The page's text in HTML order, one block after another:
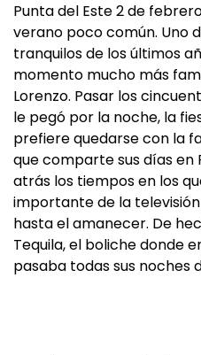
Punta del Este 2 de
verano poco común. Uno
tranquilos de los últimos
momento mucho más
Lorenzo. Pasar los
le pegó por la noche, la
prefiere quedarse con la
que comparte sus días en
atrás los tiempos en los
importante de la
hasta el amanecer. De
Tequila, el boliche donde
pasaba todas sus noches